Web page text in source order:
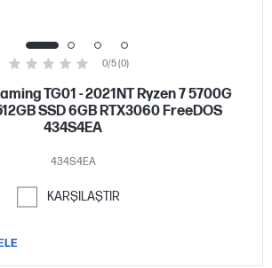
0/5 (0)
TG01 - 2021NT Ryzen 7 5700G
SSD 6GB RTX3060 FreeDOS
434S4EA
434S4EA
KARŞILAŞTIR